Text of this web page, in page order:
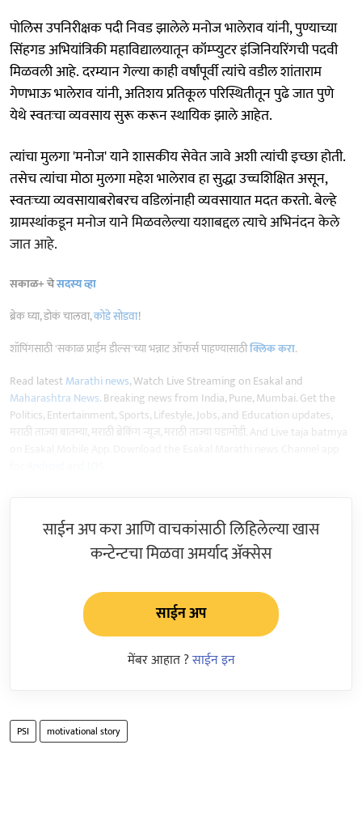
पोलिस उपनिरीक्षक पदी निवड झालेले मनोज भालेराव यांनी, पुण्याच्या
सिंहगड अभियांत्रिकी महाविद्यालयातून कॉम्प्युटर इंजिनियरिंगची पदवी
मिळवली आहे. दरम्यान गेल्या काही वर्षांपूर्वी त्यांचे वडील शांताराम
गेणभाऊ भालेराव यांनी, अतिशय प्रतिकूल परिस्थितीतून पुढे जात पुणे
येथे स्वतःचा व्यवसाय सुरू करून स्थायिक झाले आहेत.
त्यांचा मुलगा 'मनोज' याने शासकीय सेवेत जावे अशी त्यांची इच्छा होती.
तसेच त्यांचा मोठा मुलगा महेश भालेराव हा सुद्धा उच्चशिक्षित असून,
स्वतःच्या व्यवसायाबरोबरच वडिलांनाही व्यवसायात मदत करतो. बेल्हे
ग्रामस्थांकडून मनोज याने मिळवलेल्या यशाबद्दल त्याचे अभिनंदन केले
जात आहे.
सकाळ+ चेसदस्य व्हा
ब्रेक घ्या, डोकं चालवा,कोडे सोडवा!
शॉपिंगसाठी 'सकाळ प्राईम डील्स'च्या भन्नाट ऑफर्स पाहण्यासाठीक्लिक करा.
Read latestMarathi news, Watch Live Streaming on Esakal and
Maharashtra News. Breaking news from India, Pune, Mumbai. Get the
Politics, Entertainment, Sports, Lifestyle, Jobs, and Education updates,
मराठी ताज्या बातम्या, मराठी ब्रेकिंग न्यूज, मराठी ताज्या घडामोडी. And Live taja batmya
साईन अप करा आणि वाचकांसाठी लिहिलेल्या खास
कन्टेन्टचा मिळवा अमर्याद ॲक्सेस
साईन अप
मेंबर आहात ?साईन इन
PSI motivational story